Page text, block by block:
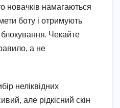
новачків намагаються
боту і отримують
Чекайте
а не
неліквідних
але рідкісний скін